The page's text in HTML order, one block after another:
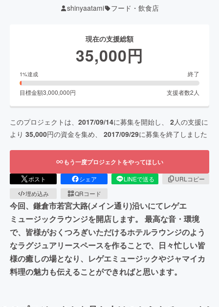
shinyaatami フード・飲食店
現在の支援総額
35,000円
1%達成 終了
目標金額3,000,000円 支援者数2 人
このプロジェクトは、 2017/09/14に募集を開始し、 2人の支援に
より 35,000円の資金を集め、 2017/09/29に募集を終了しました
もう一度プロジェクトをやってほしい
ポスト シェア LINEで送る
URLコピー
埋め込み
QRコード
今回、鎌倉市若宮大路(メイン通り)沿いにてレゲエ
ミュージックラウンジを開店します。 最高な音・環境
で、皆様がおくつろぎいただけるホテルラウンジのよう
なラグジュアリースペースを作ることで、日々忙しい皆
様の癒しの場となり、レゲエミュージックやジャマイカ
料理の魅力も伝えることができればと思います。